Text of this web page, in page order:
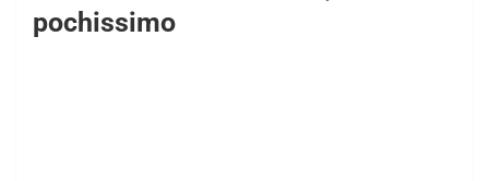
pochissimo